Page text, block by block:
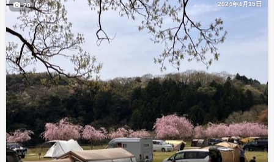
2024年4月15日
20